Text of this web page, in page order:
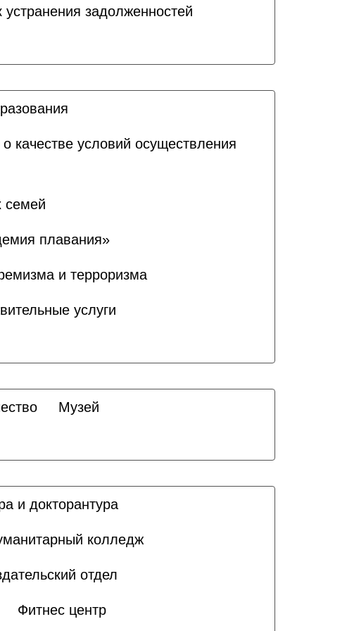
устранения задолженностей
качестве условий осуществления
семей
плавания»
и терроризма
услуги
Музей
и докторантура
колледж
отдел
Фитнес центр